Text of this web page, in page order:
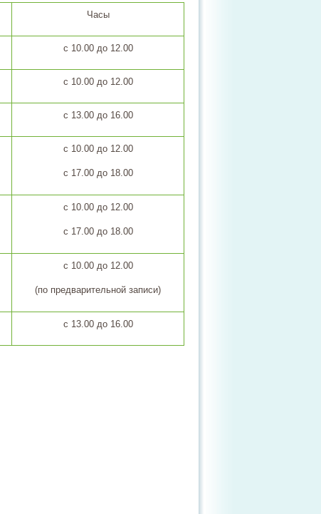
Часы
с 10.00 до 12.00
с 10.00 до 12.00
с 13.00 до 16.00
с 10.00 до 12.00
с 17.00 до 18.00
с 10.00 до 12.00
с 17.00 до 18.00
с 10.00 до 12.00
(по предварительной записи)
с 13.00 до 16.00